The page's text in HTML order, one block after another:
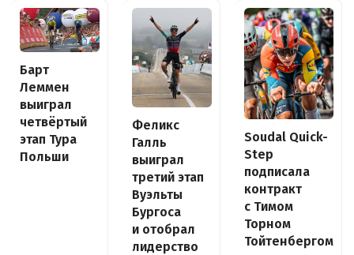
Барт
Леммен
выиграл
четвёртый
этап Тура
Польши
Феликс
Галль
выиграл
третий этап
Вуэльты
Бургоса
и отобрал
лидерство
Soudal Quick-
Step
подписала
контракт
с Тимом
Торном
Тойтенбергом